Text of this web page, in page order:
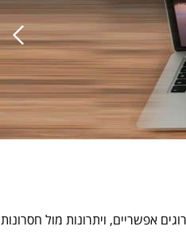
אפשריים, ויתרונות מול חסרונות